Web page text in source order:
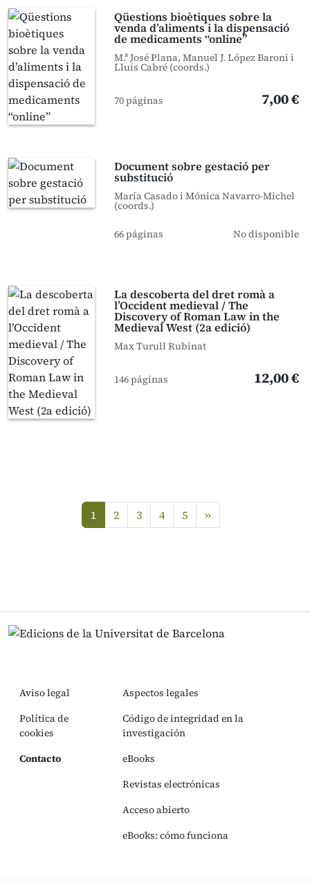
Qüestions bioètiques sobre la
venda d’aliments i la dispensació
de medicaments “online”
M.ª José Plana, Manuel J. López Baroni i
Lluís Cabré (coords.)
70 páginas 7,00 €
Document sobre gestació per
substitució
María Casado i Mónica Navarro-Michel
(coords.)
66 páginas No disponible
La descoberta del dret romà a
l’Occident medieval / The
Discovery of Roman Law in the
Medieval West (2a edició)
Max Turull Rubinat
146 páginas 12,00 €
1
2 3 4 5 »siguiente
Aviso legal
Política de
cookies
Contacto
Aspectos legales
Código de integridad en la
investigación
eBooks
Revistas electrónicas
Acceso abierto
eBooks: cómo funciona